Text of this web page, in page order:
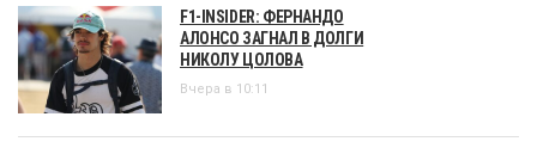
F1-INSIDER: ФЕРНАНДО
АЛОНСО ЗАГНАЛ В ДОЛГИ
НИКОЛУ ЦОЛОВА
Вчера в 10:11